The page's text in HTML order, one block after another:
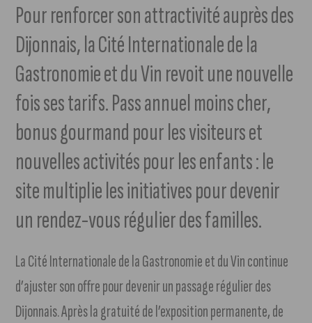
Pour renforcer son attractivité auprès des
Dijonnais, la Cité Internationale de la
Gastronomie et du Vin revoit une nouvelle
fois ses tarifs. Pass annuel moins cher,
bonus gourmand pour les visiteurs et
nouvelles activités pour les enfants : le
site multiplie les initiatives pour devenir
un rendez-vous régulier des familles.
La Cité Internationale de la Gastronomie et du Vin continue
d’ajuster son offre pour devenir un passage régulier des
Dijonnais. Après la gratuité de l’exposition permanente, de